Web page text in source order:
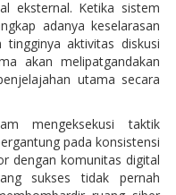
eksternal. Ketika sistem
adanya keselarasan
aktivitas diskusi
akan melipatgandakan
utama secara
mengeksekusi taktik
pada konsistensi
dengan komunitas digital
sukses tidak pernah